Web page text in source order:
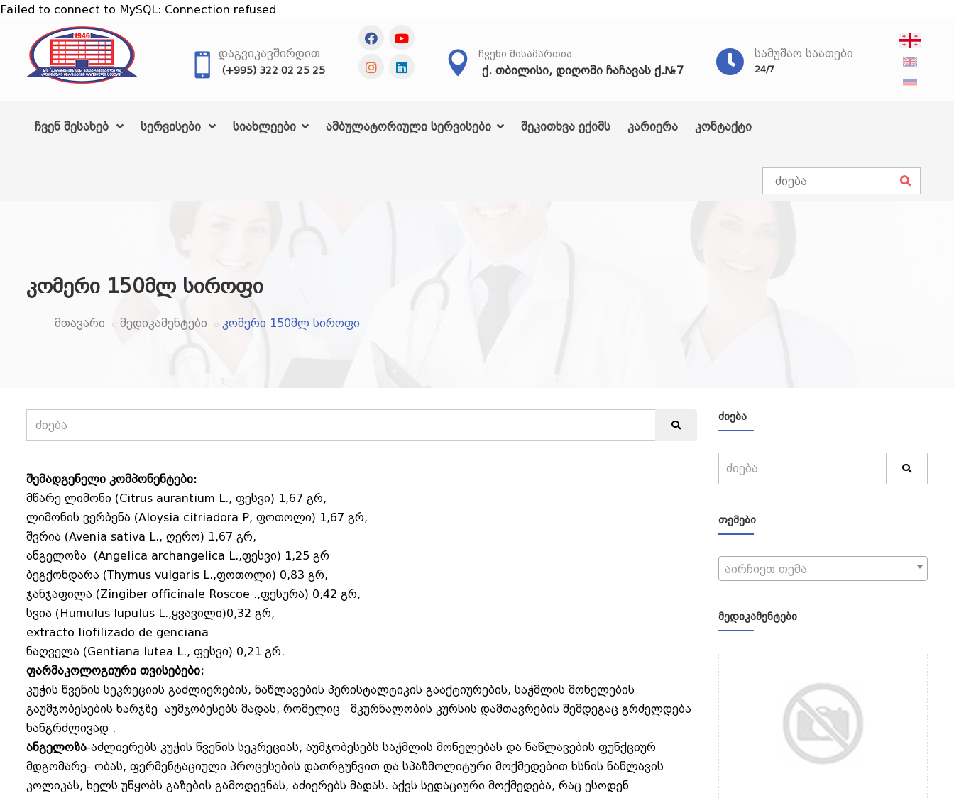
Failed to connect to MySQL: Connection refused
ᲡᲐᲛᲣᲨᲐᲝ ᲡᲐᲐᲗᲔᲑᲘ
24/7
ᲩᲕᲔᲜᲘ ᲛᲘᲡᲐᲛᲐᲠᲗᲘᲐ
ქ. თბილისი, დიღომი ჩაჩავას ქ.№7
ᲓᲐᲒᲕᲘᲙᲐᲕᲨᲘᲠᲓᲘᲗ
(+995) 322 02 25 25
ჩვენ შესახებ სერვისები სიახლეები ამბულატორიული სერვისები შეკითხვა ექიმს კარიერა კონტაქტი
კომერი 150მლ სიროფი
მთავარი მედიკამენტები კომერი 150მლ სიროფი
შემადგენელი კომპონენტები:
მწარე ლიმონი (Citrus aurantium L., ფესვი) 1,67 გრ,
ლიმონის ვერბენა (Aloysia citriadora P, ფოთოლი) 1,67 გრ,
შვრია (Avenia sativa L., ღერო) 1,67 გრ,
ანგელოზა (Angelica archangelica L.,ფესვი) 1,25 გრ
ბეგქონდარა (Thymus vulgaris L.,ფოთოლი) 0,83 გრ,
ჯანჯაფილა (Zingiber officinale Roscoe .,ფესურა) 0,42 გრ,
სვია (Humulus lupulus L.,ყვავილი)0,32 გრ,
extracto liofilizado de genciana
ნაღველა (Gentiana lutea L., ფესვი) 0,21 გრ.
ფარმაკოლოგიური თვისებები:
კუჭის წვენის სეკრეციის გაძლიერების, ნაწლავების პერისტალტიკის გააქტიურების, საჭმლის მონელების
გაუმჯობესების ხარჯზე აუმჯობესებს მადას, რომელიც მკურნალობის კურსის დამთავრების შემდეგაც გრძელდება
ხანგრძლივად .
ანგელოზა-აძლიერებს კუჭის წვენის სეკრეციას, აუმჯობესებს საჭმლის მონელებას და ნაწლავების ფუნქციურ
მდგომარე- ობას, ფერმენტაციული პროცესების დათრგუნვით და სპაზმოლიტური მოქმედებით ხსნის ნაწლავის
კოლიკას, ხელს უწყობს გაზების გამოდევნას, აძიერებს მადას. აქვს სედაციური მოქმედება, რაც ესოდენ
ᲫᲘᲔᲑᲐ
ᲗᲔᲛᲔᲑᲘ
აირჩიეთ თემა
ᲛᲔᲓᲘᲙᲐᲛᲔᲜᲢᲔᲑᲘ